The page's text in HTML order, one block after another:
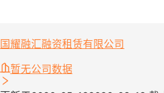
国耀融汇融资租赁有限公司
暂无公司数据